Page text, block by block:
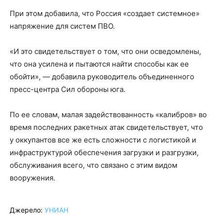
При этом добавила, что Россия «создает системное»
напряжение для систем ПВО.
«И это свидетельствует о том, что они осведомлены,
что она усилена и пытаются найти способы как ее
обойти», — добавила руководитель объединенного
пресс-центра Сил обороны юга.
По ее словам, малая задействованность «калибров» во
время последних ракетных атак свидетельствует, что
у оккупантов все же есть сложности с логистикой и
инфраструктурой обеспечения загрузки и разгрузки,
обслуживания всего, что связано с этим видом
вооружения.
Джерело: УНИАН